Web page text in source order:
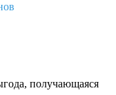
получающаяся